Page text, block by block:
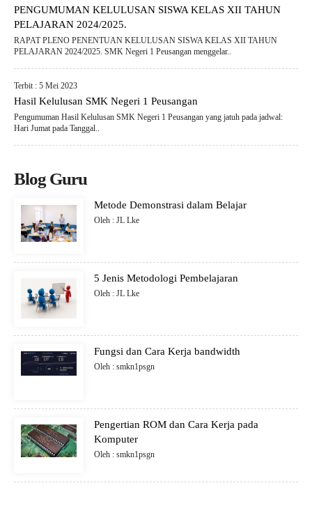
PENGUMUMAN KELULUSAN SISWA KELAS XII TAHUN
PELAJARAN 2024/2025.
RAPAT PLENO PENENTUAN KELULUSAN SISWA KELAS XII TAHUN
PELAJARAN 2024/2025. SMK Negeri 1 Peusangan menggelar..
Terbit : 5 Mei 2023
Hasil Kelulusan SMK Negeri 1 Peusangan
Pengumuman Hasil Kelulusan SMK Negeri 1 Peusangan yang jatuh pada jadwal:
Hari Jumat pada Tanggal..
Blog Guru
Metode Demonstrasi dalam Belajar
Oleh : JL Lke
5 Jenis Metodologi Pembelajaran
Oleh : JL Lke
Fungsi dan Cara Kerja bandwidth
Oleh : smkn1psgn
Pengertian ROM dan Cara Kerja pada
Komputer
Oleh : smkn1psgn